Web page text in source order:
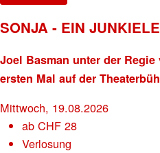
SONJA - EIN
Joel Basman unter der
ersten Mal auf der
Mittwoch, 19.08.2026
abCHF 28
Verlosung